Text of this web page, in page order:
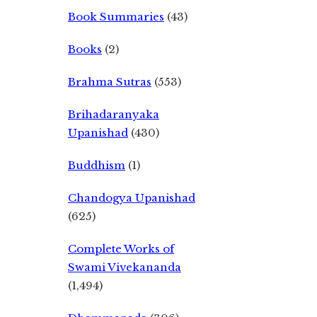
Book Summaries (43)
Books (2)
Brahma Sutras (553)
Brihadaranyaka
Upanishad (430)
Buddhism (1)
Chandogya Upanishad
(625)
Complete Works of
Swami Vivekananda
(1,494)